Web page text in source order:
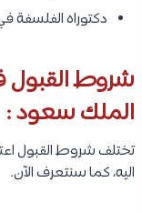
دكتوراه الفلسفة
شروط القبول
الملك سعود :
تختلف شروط القبول
اليه، كما سنتعرف الآن.